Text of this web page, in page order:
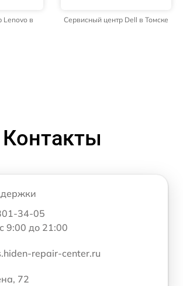
Lenovo в
Сервисный центр Dell в Томске
Контакты
34-05
9:00 до 21:00
repair-center.ru
72